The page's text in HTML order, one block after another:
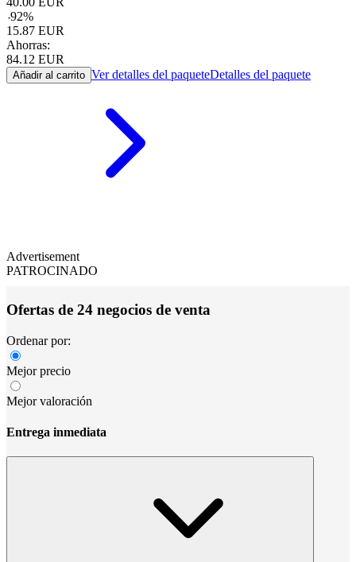
-92%
15.87 EUR
Ahorras:
84.12 EUR
Añadir al carrito Ver detalles del paqueteDetalles del paquete
Advertisement
PATROCINADO
Ofertas de 24 negocios de venta
Ordenar por:
Mejor precio
Mejor valoración
Entrega inmediata